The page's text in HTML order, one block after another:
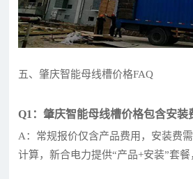
五、肇庆智能母线槽价格FAQ
Q1：肇庆智能母线槽价格包含安装
A：常规报价仅含产品费用，安装费
计算，新合电力提供“产品+安装”套餐